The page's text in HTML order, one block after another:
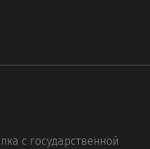
с государственной